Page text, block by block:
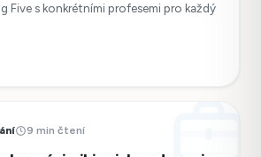
Five s konkrétními profesemi pro každý
9 min čtení